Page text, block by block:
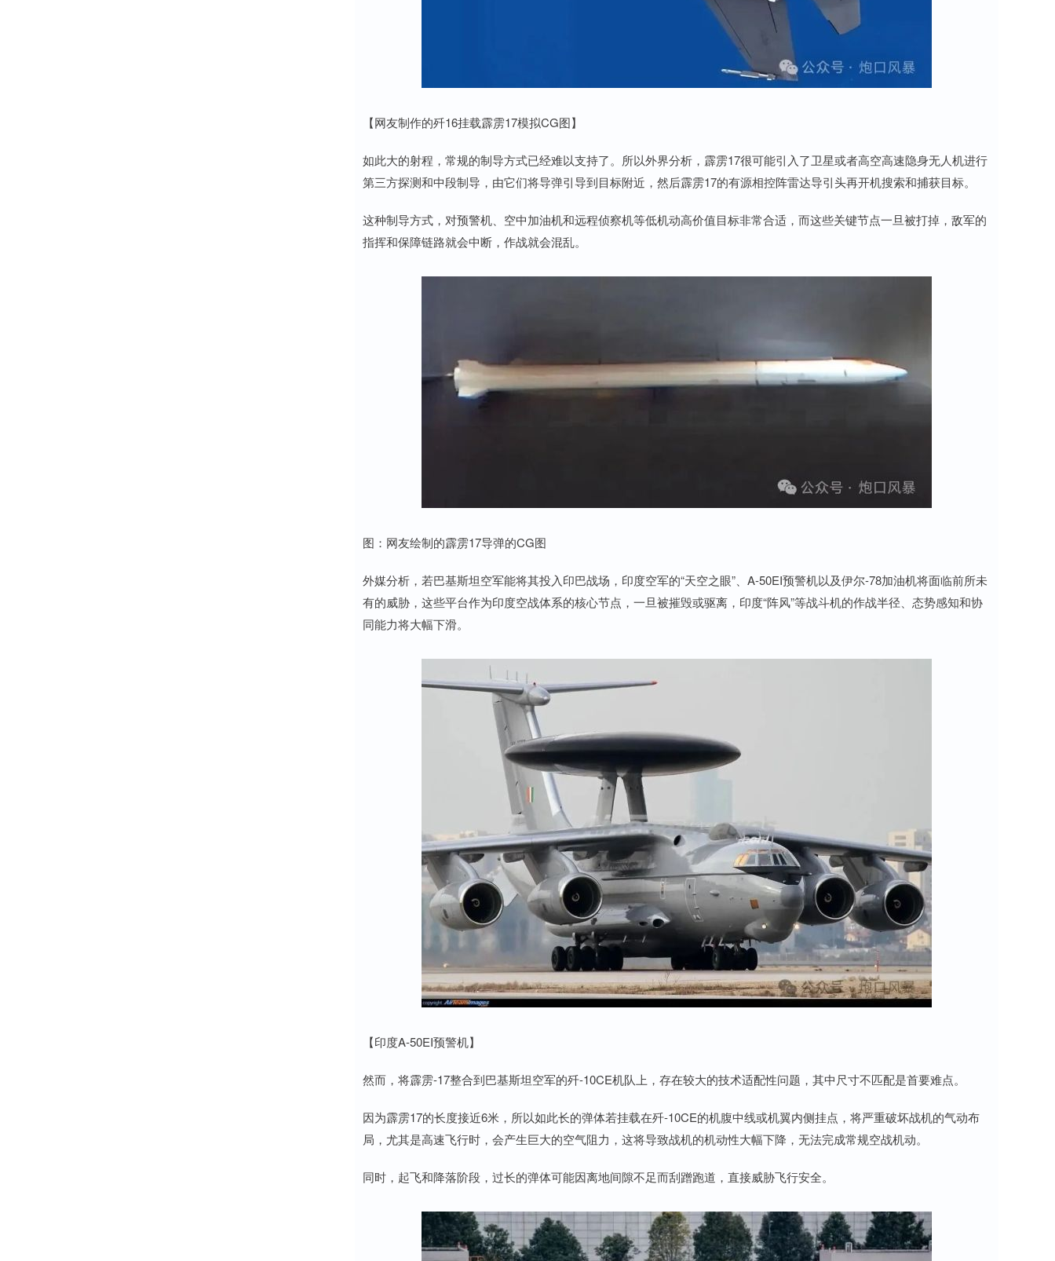
【网友制作的歼16挂载霹雳17模拟CG图】
如此大的射程，常规的制导方式已经难以支持了。所以外界分析，霹雳17很可能引入了卫星或者高空高速隐身无人机进行
第三方探测和中段制导，由它们将导弹引导到目标附近，然后霹雳17的有源相控阵雷达导引头再开机搜索和捕获目标。
这种制导方式，对预警机、空中加油机和远程侦察机等低机动高价值目标非常合适，而这些关键节点一旦被打掉，敌军的
指挥和保障链路就会中断，作战就会混乱。
图：网友绘制的霹雳17导弹的CG图
外媒分析，若巴基斯坦空军能将其投入印巴战场，印度空军的“天空之眼”、A-50EI预警机以及伊尔-78加油机将面临前所未
有的威胁，这些平台作为印度空战体系的核心节点，一旦被摧毁或驱离，印度“阵风”等战斗机的作战半径、态势感知和协
同能力将大幅下滑。
【印度A-50EI预警机】
然而，将霹雳-17整合到巴基斯坦空军的歼-10CE机队上，存在较大的技术适配性问题，其中尺寸不匹配是首要难点。
因为霹雳17的长度接近6米，所以如此长的弹体若挂载在歼-10CE的机腹中线或机翼内侧挂点，将严重破坏战机的气动布
局，尤其是高速飞行时，会产生巨大的空气阻力，这将导致战机的机动性大幅下降，无法完成常规空战机动。
同时，起飞和降落阶段，过长的弹体可能因离地间隙不足而刮蹭跑道，直接威胁飞行安全。